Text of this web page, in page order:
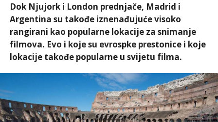
Dok Njujork i London prednjače, Madrid i
Argentina su takođe iznenađujuće visoko
rangirani kao popularne lokacije za snimanje
filmova. Evo i koje su evrospke prestonice i koje
lokacije takođe popularne u svijetu filma.